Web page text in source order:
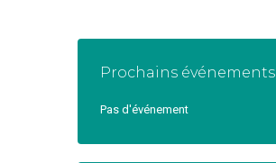
Prochains événements
Pas d'événement